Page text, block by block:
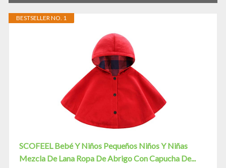
BESTSELLER NO. 1
SCOFEEL Bebé Y Niños Pequeños Niños Y Niñas
Mezcla De Lana Ropa De Abrigo Con Capucha De...